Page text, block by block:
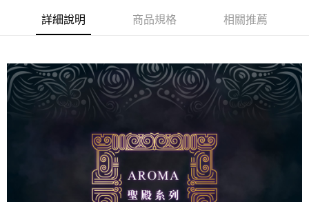
詳細說明 商品規格 相關推薦